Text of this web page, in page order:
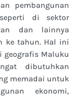
pembangunan
di sektor
dan lainnya
ke tahun. Hal ini
Maluku
dibutuhkan
memadai untuk
ekonomi,